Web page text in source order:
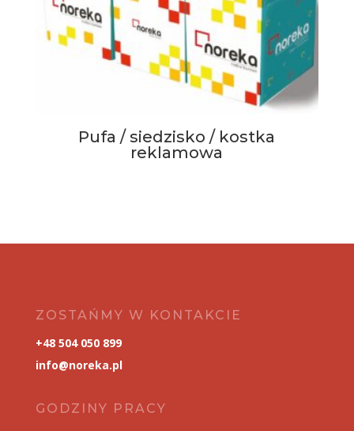
Pufa / siedzisko / kostka
reklamowa
ZOSTAŃMY W KONTAKCIE
+48 504 050 899
info@noreka.pl
GODZINY PRACY